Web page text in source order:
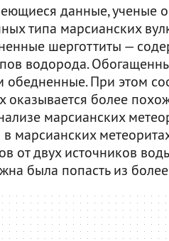
данные, ученые
типа марсианских
шерготтиты —
водорода.
обедненные. При этом
оказывается более
марсианских
марсианских
от двух источников
была попасть из